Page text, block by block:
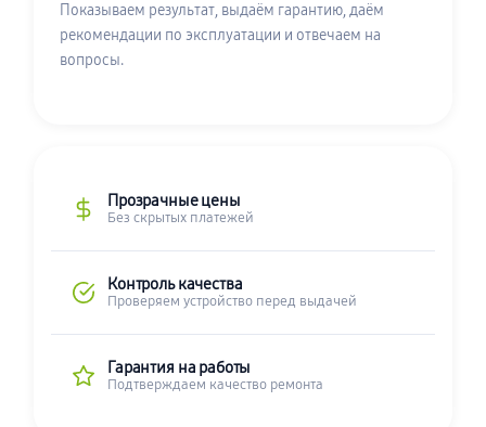
Показываем результат, выдаём гарантию, даём
рекомендации по эксплуатации и отвечаем на
вопросы.
Прозрачные цены
Без скрытых платежей
Контроль качества
Проверяем устройство перед выдачей
Гарантия на работы
Подтверждаем качество ремонта